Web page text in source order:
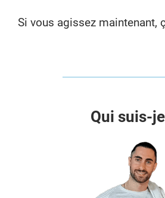
Si vous agissez maintenant,
Qui suis-